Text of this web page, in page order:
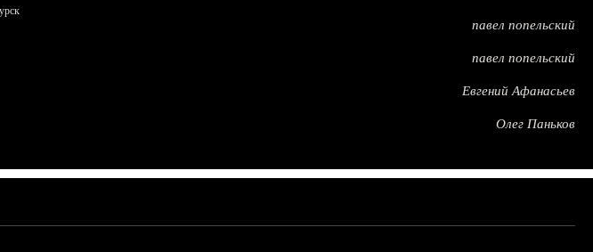
павел попельский
павел попельский
Евгений Афанасьев
Олег Паньков